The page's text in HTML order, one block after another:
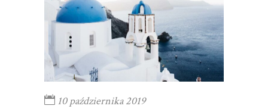
10 października 2019